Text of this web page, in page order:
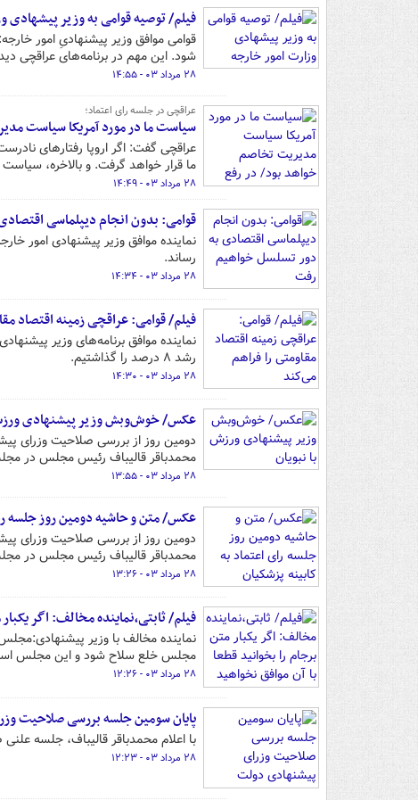
فیلم/ توصیه قوامی به وزیر پیشهادی
شود. این مهم در برنامه‌های عراقچی
۲۸ مرداد ۰۳ - ۱۴:۵۵
عراقچی در جلسه رای اعتماد؛
سیاست ما در مورد آمریکا سیاست
عراقچی گفت: اگر اروپا رفتارهای
ما قرار خواهد گرفت. و بالاخره،
۲۸ مرداد ۰۳ - ۱۴:۴۹
قوامی: بدون انجام دیپلماسی
نماینده موافق وزیر پیشنهادی امور
رساند.
۲۸ مرداد ۰۳ - ۱۴:۳۴
فیلم/ قوامی: عراقچی زمینه‌ اقتصاد
نماینده موافق برنامه‌های وزیر
رشد ۸ درصد را گذاشتیم.
۲۸ مرداد ۰۳ - ۱۴:۳۰
عکس/ خوش‌وبش وزیر پیشنهادی ورزش
محمدباقر قالیباف رئیس مجلس در
۲۸ مرداد ۰۳ - ۱۳:۵۵
عکس/ متن و حاشیه دومین روز جلسه
محمدباقر قالیباف رئیس مجلس در
۲۸ مرداد ۰۳ - ۱۳:۲۶
فیلم/ ثابتی،نماینده مخالف: اگر
نماینده مخالف با وزیر
مجلس خلع سلاح شود و این مجلس
۲۸ مرداد ۰۳ - ۱۲:۲۶
پایان سومین جلسه بررسی صلاحیت
با اعلام محمدباقر قالیباف، جلسه
۲۸ مرداد ۰۳ - ۱۲:۲۳